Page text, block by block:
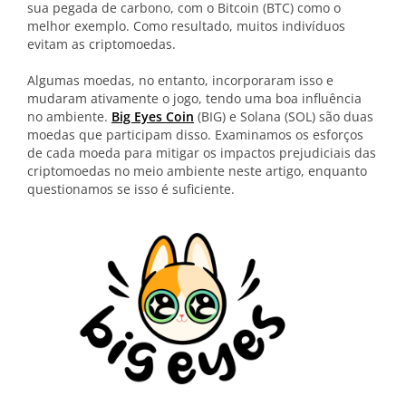
sua pegada de carbono, com o Bitcoin (BTC) como o
melhor exemplo. Como resultado, muitos indivíduos
evitam as criptomoedas.
Algumas moedas, no entanto, incorporaram isso e
mudaram ativamente o jogo, tendo uma boa influência
no ambiente. Big Eyes Coin (BIG) e Solana (SOL) são duas
moedas que participam disso. Examinamos os esforços
de cada moeda para mitigar os impactos prejudiciais das
criptomoedas no meio ambiente neste artigo, enquanto
questionamos se isso é suficiente.